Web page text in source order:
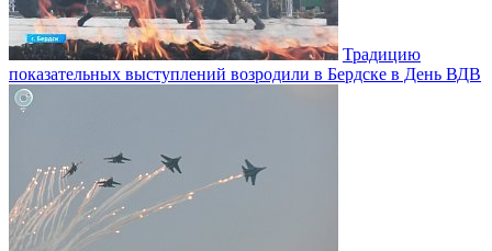
Традицию
показательных выступлений возродили в Бердске в День ВДВ